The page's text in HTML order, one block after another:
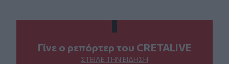
Γίνε ο ρεπόρτερ του CRETALIVE
ΣΤΕΊΛΕ ΤΗΝ ΕΊΔΗΣΗ